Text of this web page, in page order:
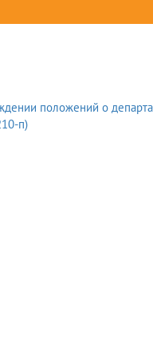
положений о
п)